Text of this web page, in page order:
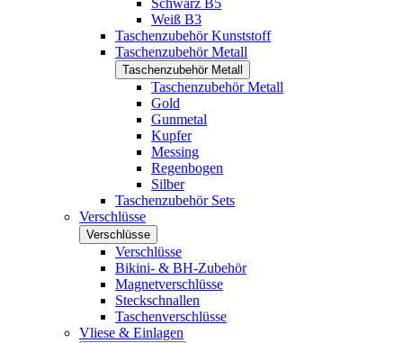
Schwarz B5
Weiß B3
Taschenzubehör Kunststoff
Taschenzubehör Metall
Taschenzubehör Metall
Taschenzubehör Metall
Gold
Gunmetal
Kupfer
Messing
Regenbogen
Silber
Taschenzubehör Sets
Verschlüsse
Verschlüsse
Verschlüsse
Bikini- & BH-Zubehör
Magnetverschlüsse
Steckschnallen
Taschenverschlüsse
Vliese & Einlagen